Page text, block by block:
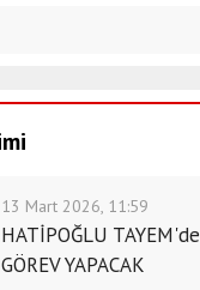
13 Mart 2026, 11:59
HATİPOĞLU TAYEM'de
GÖREV YAPACAK